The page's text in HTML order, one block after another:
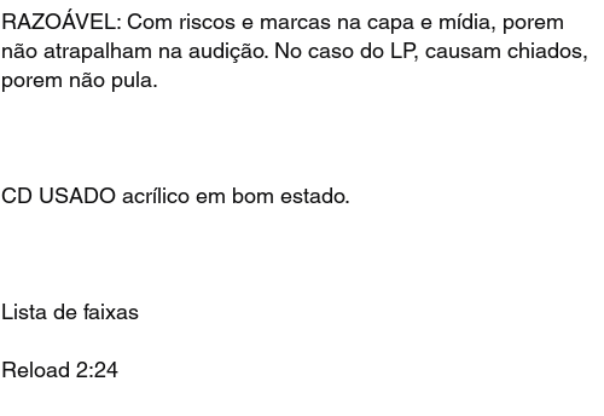
RAZOÁVEL: Com riscos e marcas na capa e mídia, porem
não atrapalham na audição. No caso do LP, causam chiados,
porem não pula.
CD USADO acrílico em bom estado.
Lista de faixas
Reload 2:24